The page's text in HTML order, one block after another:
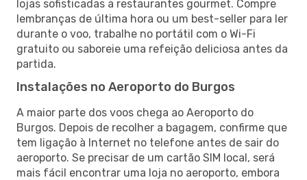
lojas sofisticadas a restaurantes gourmet. Compre
lembranças de última hora ou um best-seller para ler
durante o voo, trabalhe no portátil com o Wi-Fi
gratuito ou saboreie uma refeição deliciosa antes da
partida.
Instalações no Aeroporto do Burgos
A maior parte dos voos chega ao Aeroporto do
Burgos. Depois de recolher a bagagem, confirme que
tem ligação à Internet no telefone antes de sair do
aeroporto. Se precisar de um cartão SIM local, será
mais fácil encontrar uma loja no aeroporto, embora